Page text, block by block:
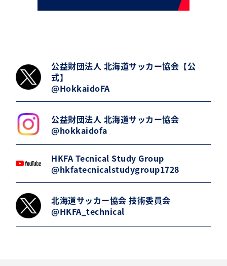
公益財団法人 北海道サッカー協会【公
式】
@HokkaidoFA
公益財団法人 北海道サッカー協会
@hokkaidofa
HKFA Tecnical Study Group
@hkfatecnicalstudygroup1728
北海道サッカー協会 技術委員会
@HKFA_technical